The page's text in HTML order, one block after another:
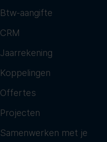
Btw-aangifte
CRM
Jaarrekening
Koppelingen
Offertes
Projecten
Samenwerken met je